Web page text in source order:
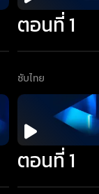
ตอนที่ 1
ซับไทย
ตอนที่ 1